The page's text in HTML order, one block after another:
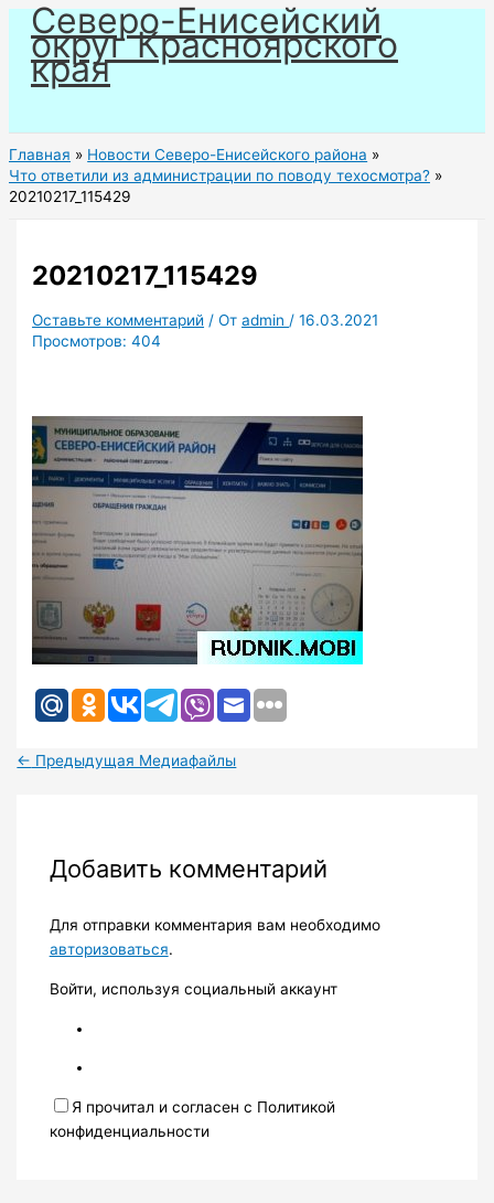
Перейти
содержимому
Северо-Енисейский
округ Красноярского
края
Главная
Новости Северо-Енисейского района
Что ответили из администрации по поводу техосмотра?
20210217_115429
20210217_115429
Оставьте комментарий / Отadmin /16.03.2021
Просмотров: 404
← Предыдущая Медиафайлы
Добавить комментарий
Для отправки комментария вам необходимо
авторизоваться.
Войти, используя социальный аккаунт
Я прочитал и согласен с Политикой
конфиденциальности